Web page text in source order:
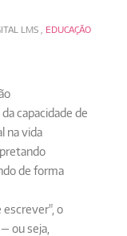
LMS, EDUCAÇÃO
capacidade de
na vida
de forma
escrever", o
ou seja,